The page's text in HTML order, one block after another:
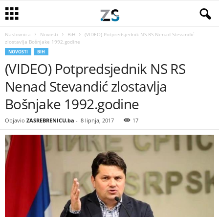
Naslovnica Novosti BiH
(VIDEO) Potpredsjednik NS RS Nenad Stevandić
zlostavlja Bošnjake 1992.godine
NOVOSTI BIH
(VIDEO) Potpredsjednik NS RS
Nenad Stevandić zlostavlja
Bošnjake 1992.godine
Objavio ZASREBRENICU.ba - 8 lipnja, 2017 17